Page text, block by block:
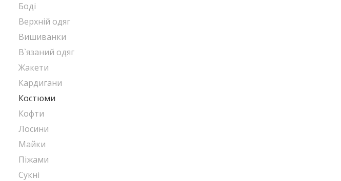
Боді
Верхній одяг
Вишиванки
В`язаний одяг
Жакети
Кардигани
Костюми
Кофти
Лосини
Майки
Піжами
Сукні